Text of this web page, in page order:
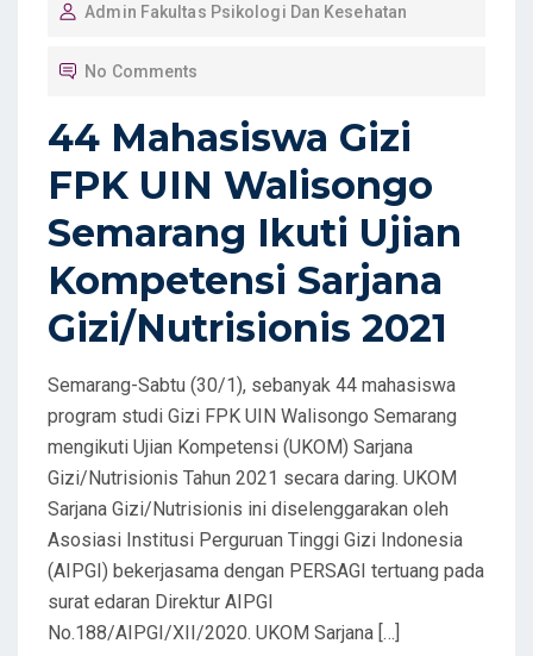
S
O
N
Admin Fakultas Psikologi Dan Kesehatan
No Comments
44 Mahasiswa Gizi
FPK UIN Walisongo
Semarang Ikuti Ujian
Kompetensi Sarjana
Gizi/Nutrisionis 2021
Semarang-Sabtu (30/1), sebanyak 44 mahasiswa
program studi Gizi FPK UIN Walisongo Semarang
mengikuti Ujian Kompetensi (UKOM) Sarjana
Gizi/Nutrisionis Tahun 2021 secara daring. UKOM
Sarjana Gizi/Nutrisionis ini diselenggarakan oleh
Asosiasi Institusi Perguruan Tinggi Gizi Indonesia
(AIPGI) bekerjasama dengan PERSAGI tertuang pada
surat edaran Direktur AIPGI
No.188/AIPGI/XII/2020. UKOM Sarjana […]